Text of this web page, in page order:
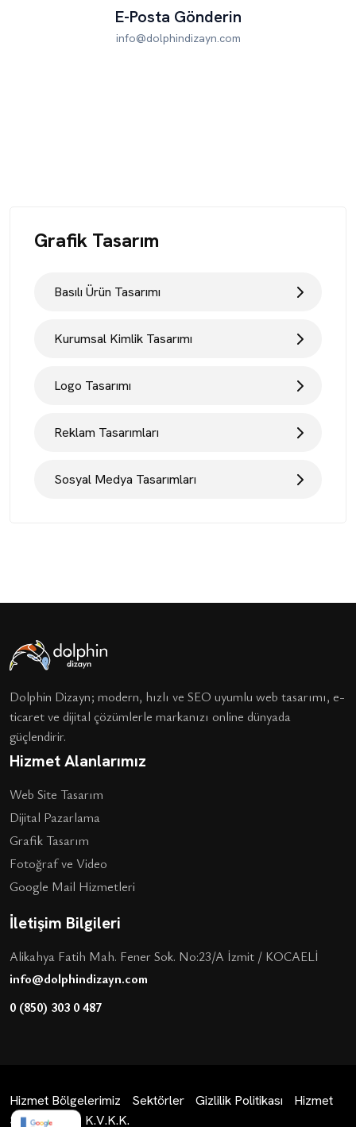
E-Posta Gönderin
info@dolphindizayn.com
Grafik Tasarım
Basılı Ürün Tasarımı
Kurumsal Kimlik Tasarımı
Logo Tasarımı
Reklam Tasarımları
Sosyal Medya Tasarımları
Dolphin Dizayn; modern, hızlı ve SEO uyumlu web tasarımı, e-
ticaret ve dijital çözümlerle markanızı online dünyada
güçlendirir.
Hizmet Alanlarımız
Web Site Tasarım
Dijital Pazarlama
Grafik Tasarım
Fotoğraf ve Video
Google Mail Hizmetleri
İletişim Bilgileri
Alikahya Fatih Mah. Fener Sok. No:23/A İzmit / KOCAELİ
info@dolphindizayn.com
0 (850) 303 0 487
Hizmet Bölgelerimiz Sektörler Gizlilik Politikası
Hizmet
Sözleşmesi
K.V.K.K.